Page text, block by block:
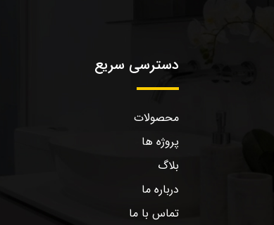
دسترسی سریع
محصولات
پروژه ها
بلاگ
درباره ما
تماس با ما